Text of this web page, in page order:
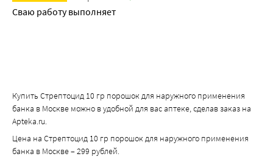
Сваю работу выполняет
Купить Стрептоцид 10 гр порошок для наружного применения
банка в Москве можно в удобной для вас аптеке, сделав заказ на
Apteka.ru.
Цена на Стрептоцид 10 гр порошок для наружного применения
банка в Москве – 299 рублей.